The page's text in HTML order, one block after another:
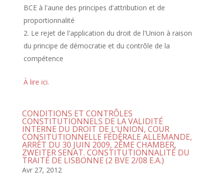
BCE à l'aune des principes d'attribution et de
proportionnalité
Le rejet de l'application du droit de l'Union à raison
du principe de démocratie et du contrôle de la
compétence
À lire ici.
CONDITIONS ET CONTRÔLES
CONSTITUTIONNELS DE LA VALIDITÉ
INTERNE DU DROIT DE L’UNION, COUR
CONSITUTIONNELLE FÉDÉRALE ALLEMANDE,
ARRÈT DU 30 JUIN 2009, 2ÊME CHAMBER,
ZWEITER SENAT. CONSTITUTIONNALITÉ DU
TRAITÉ DE LISBONNE (2 BVE 2/08 E.A.)
Avr 27, 2012